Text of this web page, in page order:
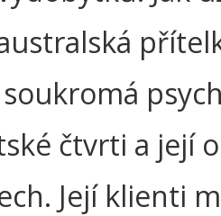
čtvrti a její
Její klienti